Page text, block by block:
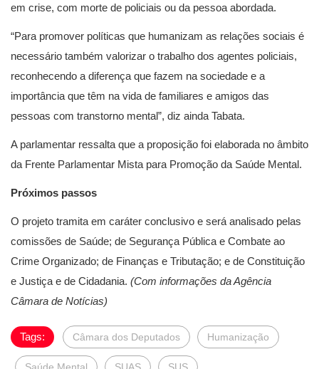
em crise, com morte de policiais ou da pessoa abordada.
“Para promover políticas que humanizam as relações sociais é
necessário também valorizar o trabalho dos agentes policiais,
reconhecendo a diferença que fazem na sociedade e a
importância que têm na vida de familiares e amigos das
pessoas com transtorno mental”, diz ainda Tabata.
A parlamentar ressalta que a proposição foi elaborada no âmbito
da Frente Parlamentar Mista para Promoção da Saúde Mental.
Próximos passos
O projeto tramita em caráter conclusivo e será analisado pelas
comissões de Saúde; de Segurança Pública e Combate ao
Crime Organizado; de Finanças e Tributação; e de Constituição
e Justiça e de Cidadania. (Com informações da Agência
Câmara de Notícias)
Tags: Câmara dos Deputados Humanização
Saúde Mental SUAS SUS